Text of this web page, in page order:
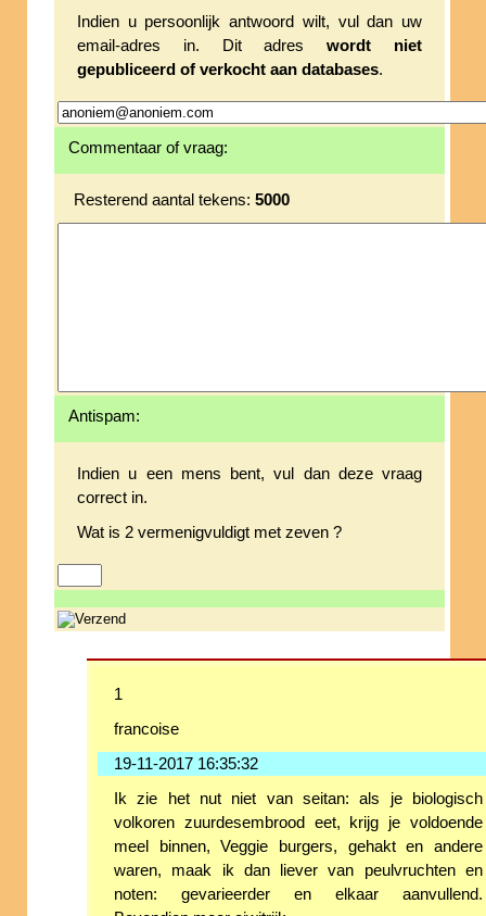
Indien u persoonlijk antwoord wilt, vul dan uw
email-adres in. Dit adreswordt niet
gepubliceerd of verkocht aan databases.
Commentaar of vraag:
Resterend aantal tekens: 5000
Antispam:
Indien u een mens bent, vul dan deze vraag
correct in.
Wat is 2 vermenigvuldigt met zeven ?
1
francoise
19-11-2017 16:35:32
Ik zie het nut niet van seitan: als je biologisch
volkoren zuurdesembrood eet, krijg je voldoende
meel binnen, Veggie burgers, gehakt en andere
waren, maak ik dan liever van peulvruchten en
noten: gevarieerder en elkaar aanvullend.